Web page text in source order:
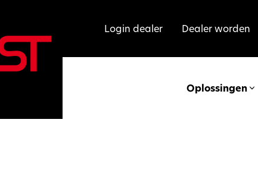
Login dealer Dealer worden
Oplossingen